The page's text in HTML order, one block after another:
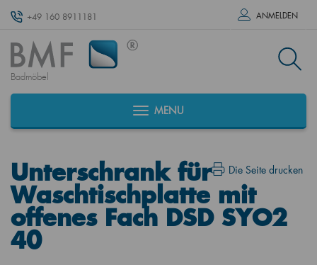
+49 160 8911181 ANMELDEN
Badmöbel
MENU
Die Seite drucken
Unterschrank für
Waschtischplatte mit
offenes Fach DSD SYO2
40